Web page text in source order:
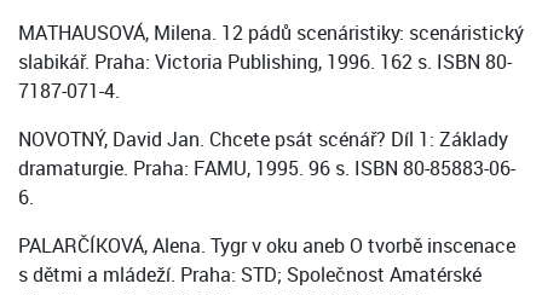
MATHAUSOVÁ, Milena. 12 pádů scenáristiky: scenáristický
slabikář. Praha: Victoria Publishing, 1996. 162 s. ISBN 80-
7187-071-4.
NOVOTNÝ, David Jan. Chcete psát scénář? Díl 1: Základy
dramaturgie. Praha: FAMU, 1995. 96 s. ISBN 80-85883-06-
6.
PALARČÍKOVÁ, Alena. Tygr v oku aneb O tvorbě inscenace
s dětmi a mládeží. Praha: STD; Společnost Amatérské